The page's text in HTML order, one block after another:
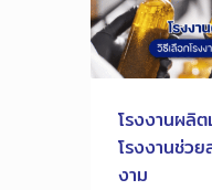
โรงงานผลิต
โรงงานช่ว
งาม